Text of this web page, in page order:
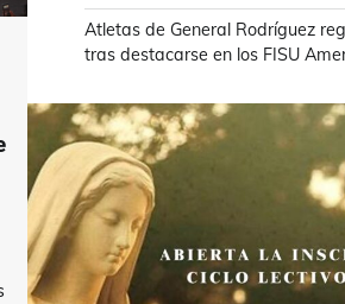
Atletas de General Rodríguez
tras destacarse en los FISU